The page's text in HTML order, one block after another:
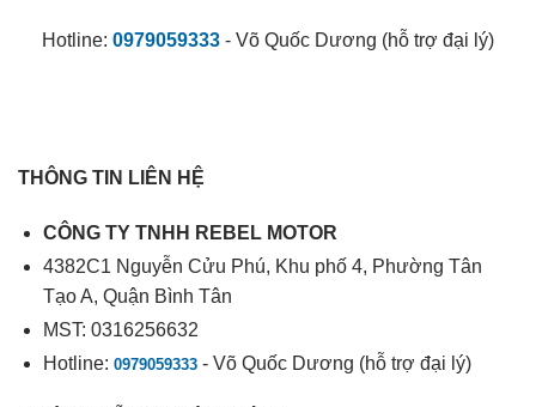
Hotline: 0979059333 - Võ Quốc Dương (hỗ trợ đại lý)
THÔNG TIN LIÊN HỆ
CÔNG TY TNHH REBEL MOTOR
4382C1 Nguyễn Cửu Phú, Khu phố 4, Phường Tân
Tạo A, Quận Bình Tân
MST: 0316256632
Hotline: 0979059333- Võ Quốc Dương (hỗ trợ đại lý)